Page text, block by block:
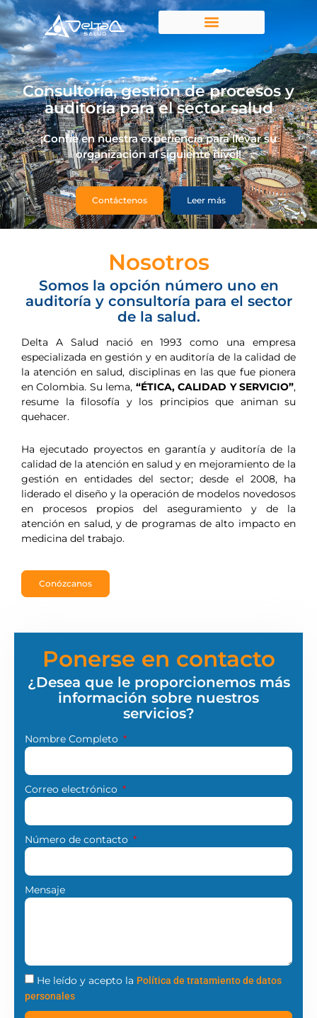
Consultoría, gestión de procesos y
auditoría para el sector salud
¡Confíe en nuestra experiencia para llevar su
organización al siguiente nivel!
Contáctenos Leer más
Nosotros
Somos la opción número uno en
auditoría y consultoría para el sector
de la salud.
Delta A Salud nació en 1993 como una empresa
especializada en gestión y en auditoría de la calidad de
la atención en salud, disciplinas en las que fue pionera
en Colombia. Su lema, “ÉTICA, CALIDAD Y SERVICIO”,
resume la filosofía y los principios que animan su
quehacer.
Ha ejecutado proyectos en garantía y auditoría de la
calidad de la atención en salud y en mejoramiento de la
gestión en entidades del sector; desde el 2008, ha
liderado el diseño y la operación de modelos novedosos
en procesos propios del aseguramiento y de la
atención en salud, y de programas de alto impacto en
medicina del trabajo.
Conózcanos
Ponerse en contacto
¿Desea que le proporcionemos más
información sobre nuestros
servicios?
Nombre Completo
Correo electrónico
Número de contacto
Mensaje
He leído y acepto la Política de tratamiento de datos
personales